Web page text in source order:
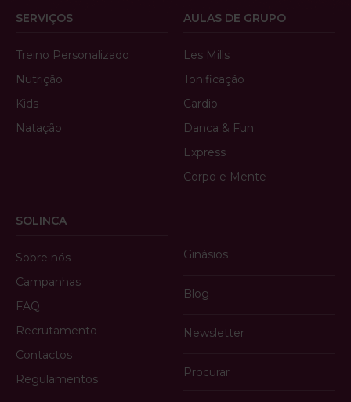
SERVIÇOS
Treino Personalizado
Nutrição
Kids
Natação
AULAS DE GRUPO
Les Mills
Tonificação
Cardio
Danca & Fun
Express
Corpo e Mente
SOLINCA
Sobre nós
Campanhas
FAQ
Recrutamento
Contactos
Regulamentos
Ginásios
Blog
Newsletter
Procurar